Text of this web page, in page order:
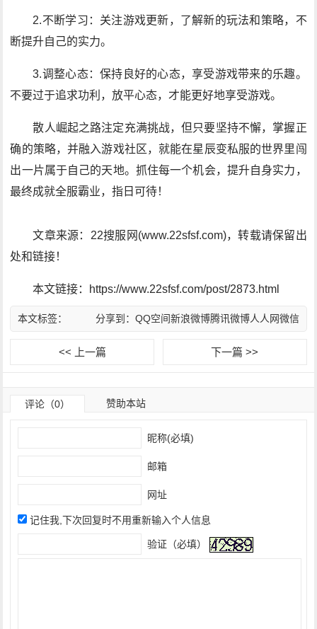
2.不断学习：关注游戏更新，了解新的玩法和策略，不
断提升自己的实力。
3.调整心态：保持良好的心态，享受游戏带来的乐趣。
不要过于追求功利，放平心态，才能更好地享受游戏。
散人崛起之路注定充满挑战，但只要坚持不懈，掌握正
确的策略，并融入游戏社区，就能在星辰变私服的世界里闯
出一片属于自己的天地。抓住每一个机会，提升自身实力，
最终成就全服霸业，指日可待！
文章来源：22搜服网(www.22sfsf.com)，转载请保留出
处和链接！
本文链接：https://www.22sfsf.com/post/2873.html
分享到： QQ空间新浪微博腾讯微博人人网微信
本文标签：
<< 上一篇 下一篇 >>
评论（0） 赞助本站
昵称(必填)
邮箱
网址
记住我,下次回复时不用重新输入个人信息
验证（必填）